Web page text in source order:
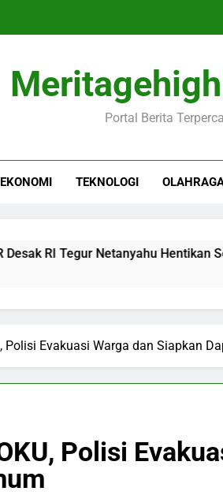
Portal Berita
EKONOMI TEKNOLOGI
Tegur Netanyahu Hentikan Serangan
Polisi Evakuasi Warga dan Siapkan
Polisi